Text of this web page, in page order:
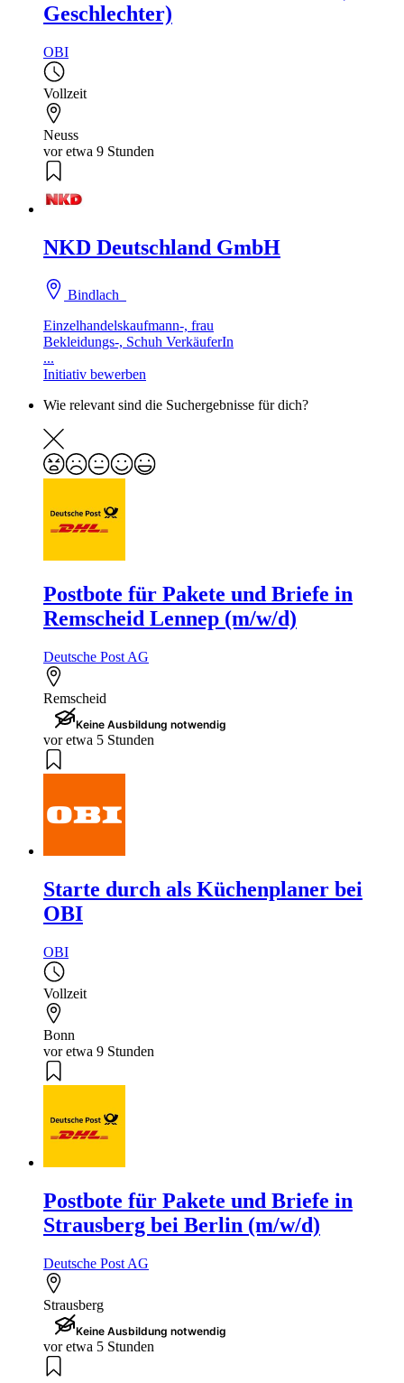
Geschlechter)
OBI
Vollzeit
Neuss
vor etwa 9 Stunden
NKD Deutschland GmbH
Bindlach
Einzelhandelskaufmann-, frau
Bekleidungs-, Schuh VerkäuferIn
...
Initiativ bewerben
Wie relevant sind die Suchergebnisse für dich?
Postbote für Pakete und Briefe in
Remscheid Lennep (m/w/d)
Deutsche Post AG
Remscheid
Keine Ausbildung notwendig
vor etwa 5 Stunden
Starte durch als Küchenplaner bei
OBI
OBI
Vollzeit
Bonn
vor etwa 9 Stunden
Postbote für Pakete und Briefe in
Strausberg bei Berlin (m/w/d)
Deutsche Post AG
Strausberg
Keine Ausbildung notwendig
vor etwa 5 Stunden